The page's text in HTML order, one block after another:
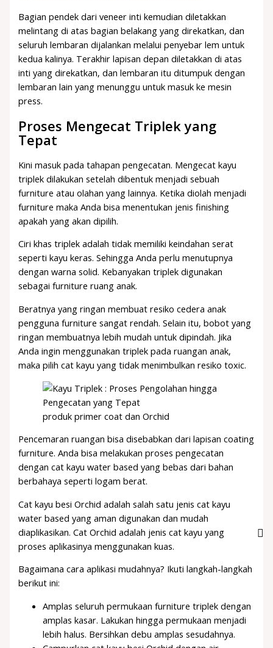
Bagian pendek dari veneer inti kemudian diletakkan
melintang di atas bagian belakang yang direkatkan, dan
seluruh lembaran dijalankan melalui penyebar lem untuk
kedua kalinya. Terakhir lapisan depan diletakkan di atas
inti yang direkatkan, dan lembaran itu ditumpuk dengan
lembaran lain yang menunggu untuk masuk ke mesin
press.
Proses Mengecat Triplek yang
Tepat
Kini masuk pada tahapan pengecatan. Mengecat kayu
triplek dilakukan setelah dibentuk menjadi sebuah
furniture atau olahan yang lainnya. Ketika diolah menjadi
furniture maka Anda bisa menentukan jenis finishing
apakah yang akan dipilih.
Ciri khas triplek adalah tidak memiliki keindahan serat
seperti kayu keras. Sehingga Anda perlu menutupnya
dengan warna solid. Kebanyakan triplek digunakan
sebagai furniture ruang anak.
Beratnya yang ringan membuat resiko cedera anak
pengguna furniture sangat rendah. Selain itu, bobot yang
ringan membuatnya lebih mudah untuk dipindah. Jika
Anda ingin menggunakan triplek pada ruangan anak,
maka pilih cat kayu yang tidak menimbulkan resiko toxic.
produk primer coat dan Orchid
Pencemaran ruangan bisa disebabkan dari lapisan coating
furniture. Anda bisa melakukan proses pengecatan
dengan cat kayu water based yang bebas dari bahan
berbahaya seperti logam berat.
Cat kayu besi Orchid adalah salah satu jenis cat kayu
water based yang aman digunakan dan mudah
diaplikasikan. Cat Orchid adalah jenis cat kayu yang
proses aplikasinya menggunakan kuas.
Bagaimana cara aplikasi mudahnya? Ikuti langkah-langkah
berikut ini:
Amplas seluruh permukaan furniture triplek dengan
amplas kasar. Lakukan hingga permukaan menjadi
lebih halus. Bersihkan debu amplas sesudahnya.